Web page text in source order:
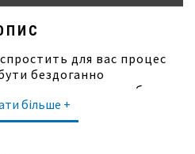
для вас процес
бездоганно
з такими виробами,
для приготування
купити товари для
більше +